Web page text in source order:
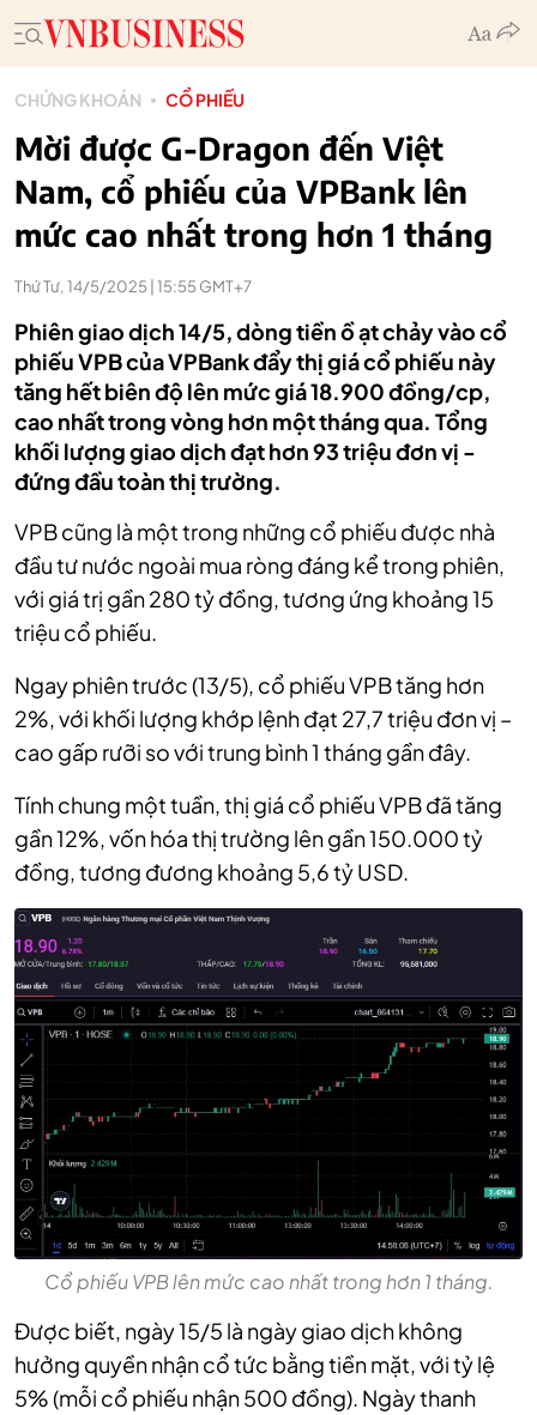
CHỨNG KHOÁN CỔ PHIẾU
Mời được G-Dragon đến Việt
Nam, cổ phiếu của VPBank lên
mức cao nhất trong hơn 1 tháng
Thứ Tư, 14/5/2025 | 15:55 GMT+7
Phiên giao dịch 14/5, dòng tiền ồ ạt chảy vào cổ
phiếu VPB của VPBank đẩy thị giá cổ phiếu này
tăng hết biên độ lên mức giá 18.900 đồng/cp,
cao nhất trong vòng hơn một tháng qua. Tổng
khối lượng giao dịch đạt hơn 93 triệu đơn vị -
đứng đầu toàn thị trường.
VPB cũng là một trong những cổ phiếu được nhà
đầu tư nước ngoài mua ròng đáng kể trong phiên,
với giá trị gần 280 tỷ đồng, tương ứng khoảng 15
triệu cổ phiếu.
Ngay phiên trước (13/5), cổ phiếu VPB tăng hơn
2%, với khối lượng khớp lệnh đạt 27,7 triệu đơn vị –
cao gấp rưỡi so với trung bình 1 tháng gần đây.
Tính chung một tuần, thị giá cổ phiếu VPB đã tăng
gần 12%, vốn hóa thị trường lên gần 150.000 tỷ
đồng, tương đương khoảng 5,6 tỷ USD.
Cổ phiếu VPB lên mức cao nhất trong hơn 1 tháng.
Được biết, ngày 15/5 là ngày giao dịch không
hưởng quyền nhận cổ tức bằng tiền mặt, với tỷ lệ
5% (mỗi cổ phiếu nhận 500 đồng). Ngày thanh